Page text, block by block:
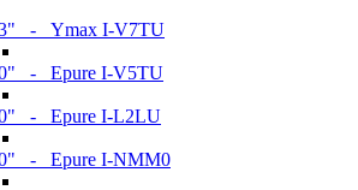
- Ymax I-V7TU
- Epure I-V5TU
- Epure I-L2LU
- Epure I-NMM0